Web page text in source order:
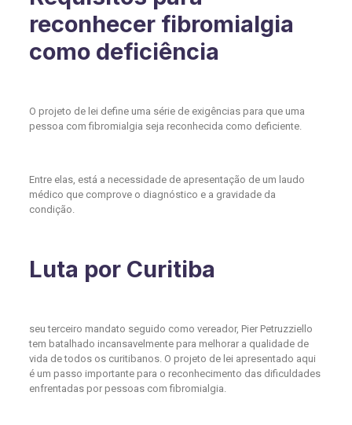
reconhecer fibromialgia
como deficiência
O projeto de lei define uma série de exigências para que uma
pessoa com fibromialgia seja reconhecida como deficiente.
Entre elas, está a necessidade de apresentação de um laudo
médico que comprove o diagnóstico e a gravidade da
condição.
Luta por Curitiba
seu terceiro mandato seguido como vereador, Pier Petruzziello
tem batalhado incansavelmente para melhorar a qualidade de
vida de todos os curitibanos. O projeto de lei apresentado aqui
é um passo importante para o reconhecimento das dificuldades
enfrentadas por pessoas com fibromialgia.